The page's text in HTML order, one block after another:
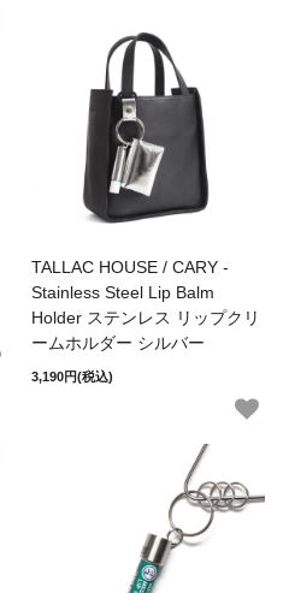
TALLAC HOUSE / CARY -
Stainless Steel Lip Balm
Holder ステンレス リップクリ
ームホルダー シルバー
3,190円(税込)